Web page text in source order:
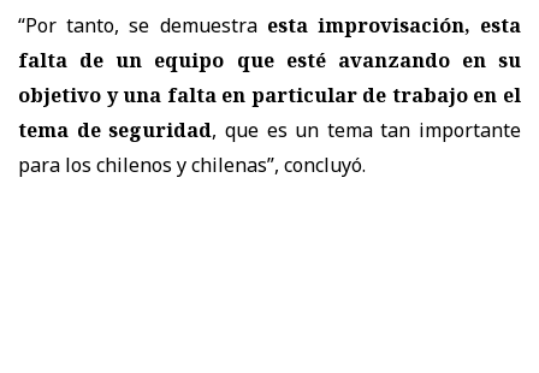
“Por tanto, se demuestraesta improvisación, esta
falta de un equipo que esté avanzando en su
objetivo y una falta en particular de trabajo en el
tema de seguridad, que es un tema tan importante
para los chilenos y chilenas”, concluyó.